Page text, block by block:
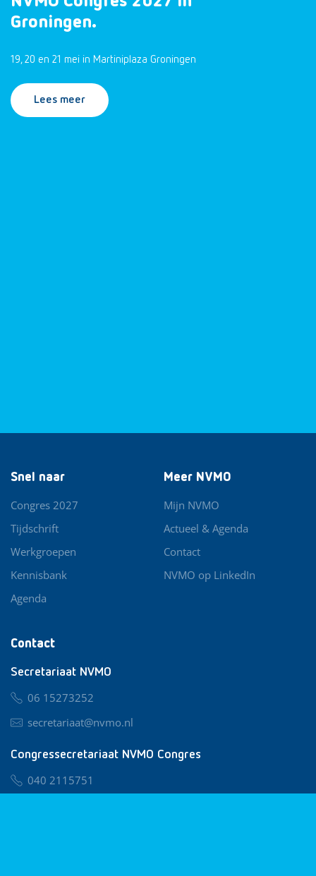
Groningen.
19, 20 en 21 mei in Martiniplaza Groningen
Lees meer
Contact
Secretariaat NVMO
06 15273252
secretariaat@nvmo.nl
Congressecretariaat NVMO Congres
040 2115751
Snel naar
Congres 2027
Tijdschrift
Werkgroepen
Kennisbank
Agenda
Meer NVMO
Mijn NVMO
Actueel & Agenda
Contact
NVMO op LinkedIn